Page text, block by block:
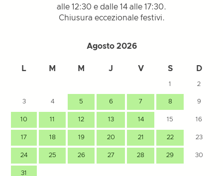
alle 12:30 e dalle 14 alle 17:30.
Chiusura eccezionale festivi.
Agosto 2026
L M M J V S D
1 2
3 4 5 6 7 8 9
10 11 12 13 14 15 16
17 18 19 20 21 22 23
24 25 26 27 28 29 30
31